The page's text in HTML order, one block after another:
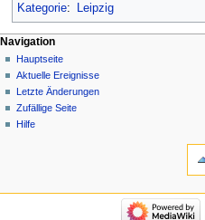
Kategorie: Leipzig
Navigation
Hauptseite
Aktuelle Ereignisse
Letzte Änderungen
Zufällige Seite
Hilfe